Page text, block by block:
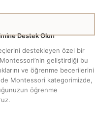
Destek Olun
destekleyen özel bir
geliştirdiği bu
ve öğrenme becerilerini
de Montessori kategorimizde,
öğrenme